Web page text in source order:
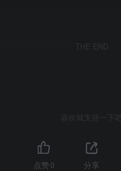
THE END
喜欢就支持一下吧
点赞 0 分享